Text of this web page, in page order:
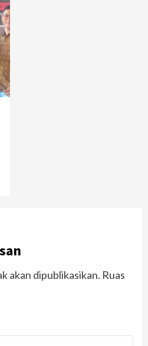
akan dipublikasikan. Ruas